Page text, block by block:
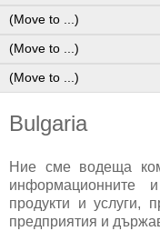
Bulgaria
Ние сме водеща
информационните
продукти и услуги,
предприятия и